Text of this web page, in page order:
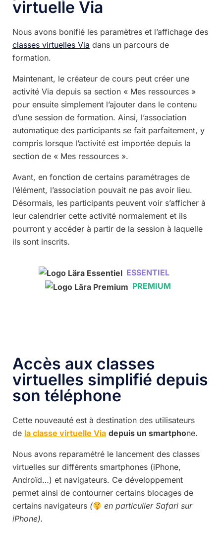
virtuelle Via
Nous avons bonifié les paramètres et l’affichage des
classes virtuelles Via dans un parcours de
formation.
Maintenant, le créateur de cours peut créer une
activité Via depuis sa section « Mes ressources »
pour ensuite simplement l’ajouter dans le contenu
d’une session de formation. Ainsi, l’association
automatique des participants se fait parfaitement, y
compris lorsque l’activité est importée depuis la
section de « Mes ressources ».
Avant, en fonction de certains paramétrages de
l’élément, l’association pouvait ne pas avoir lieu.
Désormais, les participants peuvent voir s’afficher à
leur calendrier cette activité normalement et ils
pourront y accéder à partir de la session à laquelle
ils sont inscrits.
ESSENTIEL
PREMIUM
Accès aux classes
virtuelles simplifié depuis
son téléphone
Cette nouveauté est à destination des utilisateurs
de la classe virtuelle Via depuis un smartphone.
Nous avons reparamétré le lancement des classes
virtuelles sur différents smartphones (iPhone,
Androïd…) et navigateurs. Ce développement
permet ainsi de contourner certains blocages de
certains navigateurs (
en particulier Safari sur
iPhone).